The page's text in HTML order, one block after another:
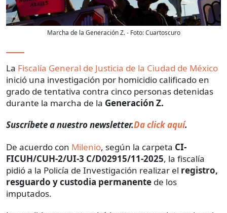
Marcha de la Generación Z.- Foto:Cuartoscuro
La Fiscalía General de Justicia de la Ciudad de México
inició una investigación por homicidio calificado en
grado de tentativa contra cinco personas detenidas
durante la marcha de la Generación Z.
Suscríbete a nuestro newsletter.Da click aquí.
De acuerdo con Milenio, según la carpeta CI-
FICUH/CUH-2/UI-3 C/D02915/11-2025, la fiscalía
pidió a la Policía de Investigación realizar el registro,
resguardo y custodia permanente de los
imputados.